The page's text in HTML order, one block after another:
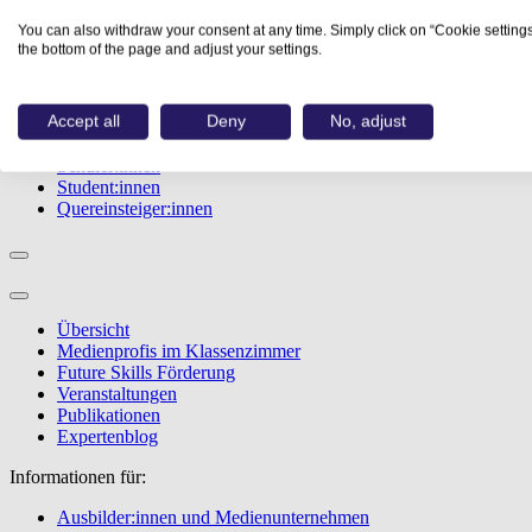
Studiengänge
Events
Berufstest
Informationen für:
Student:innen
Quereinsteiger:innen
Übersicht
Medienprofis im Klassenzimmer
Future Skills Förderung
Veranstaltungen
Publikationen
Expertenblog
Informationen für:
Ausbilder:innen und Medienunternehmen
You can also withdraw your consent at any time. Simply click on “Cookie
the bottom of the page and adjust your settings.
Accept all Deny No, adjust